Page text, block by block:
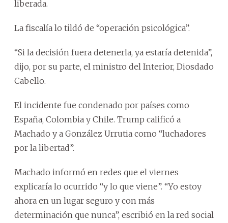
liberada.
La fiscalía lo tildó de “operación psicológica”.
“Si la decisión fuera detenerla, ya estaría detenida”,
dijo, por su parte, el ministro del Interior, Diosdado
Cabello.
El incidente fue condenado por países como
España, Colombia y Chile. Trump calificó a
Machado y a González Urrutia como “luchadores
por la libertad”.
Machado informó en redes que el viernes
explicaría lo ocurrido “y lo que viene”. “Yo estoy
ahora en un lugar seguro y con más
determinación que nunca”, escribió en la red social